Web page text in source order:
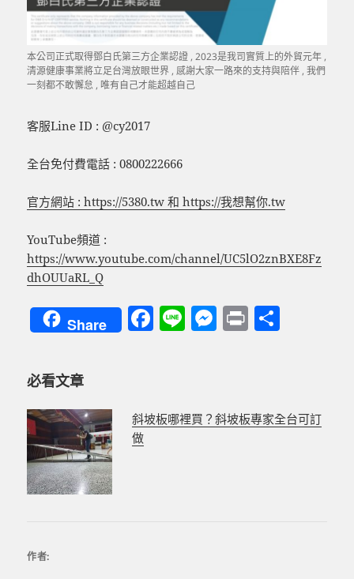
本公司正式取得鄧白氏第三方企業認證 , 2023是我司實質上的外貿元年 ,
清源健康事業將立足台灣放眼世界 , 感謝大家一路來的支持與陪伴 , 我們
一刻都不敢懈怠 , 唯有自己才能超越自己
客服Line ID : @cy2017
全台免付費電話 : 0800222666
官方網站 : https://5380.tw 和 https://我想幫你.tw
YouTube頻道 :
https://www.youtube.com/channel/UC5lO2znBXE8Fz
dhOUUaRL_Q
Share F
b
Li M
g
P
必看文章
斜坡板哪裡買？斜坡板專家全台可訂
做
作者: